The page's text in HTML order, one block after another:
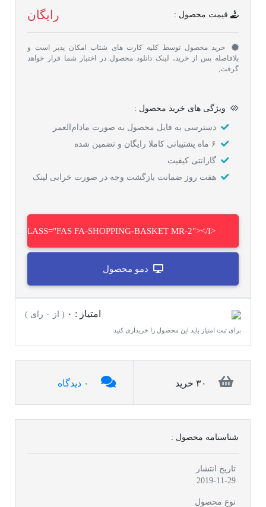
قیمت محصول : رایگان
خرید محصول توسط کلیه کارت های شتاب امکان پذیر است و
بلافاصله پس از خرید، لینک دانلود محصول در اختیار شما قرار خواهد
گرفت,
ویژگی های خرید محصول :
دسترسی به فایل محصول به صورت مادام‌العمر
۶ ماه پشتیبانی کاملا رایگان و تضمین شده
گارانتی کیفیت
هفت روز ضمانت بازگشت وجه در صورت خرابی لینک
دمو محصول
امتیاز : ۰ ( از ۰ رای )
برای ثبت امتیاز باید این محصول را خریداری کنید
۳۰ خرید ۰ دیدگاه
شناسنامه محصول :
تاریخ انتشار
2019-11-29
نوع محصول